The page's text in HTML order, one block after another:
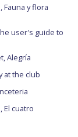
Fauna y flora
user's guide to
Alegría
at the club
El cuatro